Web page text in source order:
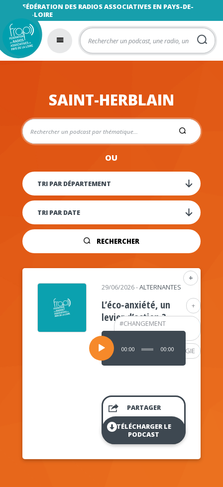
FÉDÉRATION DES RADIOS ASSOCIATIVES EN PAYS-DE-
LA-LOIRE
SAINT-HERBLAIN
OU
RECHERCHER
+
+
#CHANGEMENT
CLIMATIQUE
#PSYCHOLOGIE
29/06/2026-ALTERNANTES
L’éco-anxiété, un
levier d’action ?
Lecteur
audio
00:00 00:00
PARTAGER
TÉLÉCHARGER LE
PODCAST